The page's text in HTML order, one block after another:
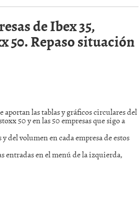
Prosiguen a la baja desde el 13/mayo
2013
Aún con recorrido a la baja para
si se podría apostar por un
de Ibex 35,
50. Repaso situación
las tablas y gráficos circulares del
50 y en las 50 empresas que sigo a
del volumen en cada empresa de estos
entradas en el menú de la izquierda,